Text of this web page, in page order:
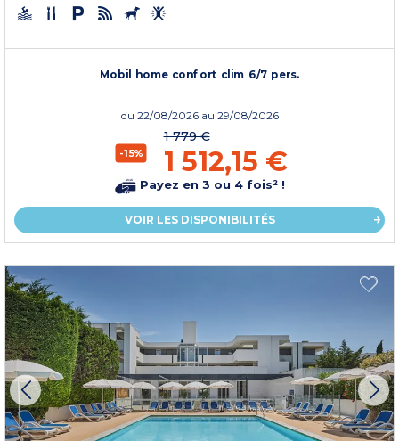
Mobil home confort clim 6/7 pers.
du 22/08/2026 au 29/08/2026
-15%
1 779 €
1 512,15 €
Payez en 3 ou 4 fois² !
VOIR LES DISPONIBILITÉS